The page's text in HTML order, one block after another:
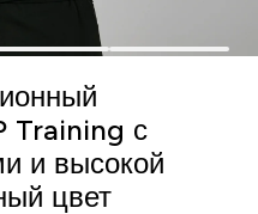
Training с
и высокой
цвет